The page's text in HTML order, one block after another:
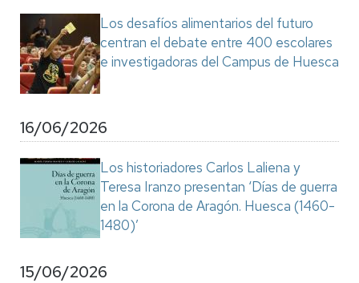
Los desafíos alimentarios del futuro
centran el debate entre 400 escolares
e investigadoras del Campus de Huesca
16/06/2026
Los historiadores Carlos Laliena y
Teresa Iranzo presentan ‘Días de guerra
en la Corona de Aragón. Huesca (1460-
1480)’
15/06/2026